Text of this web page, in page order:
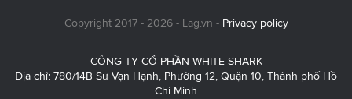
Copyright 2017 - 2026 - Lag.vn - Privacy policy
CÔNG TY CỔ PHẦN WHITE SHARK
Địa chỉ: 780/14B Sư Vạn Hạnh, Phường 12, Quận 10, Thành phố Hồ
Chí Minh